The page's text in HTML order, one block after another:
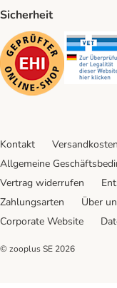
Sicherheit
Security
Kontakt
Allgemeine
Vertrag widerrufen
Zahlungsarten
Über
Corporate Website
© zooplus SE 2026